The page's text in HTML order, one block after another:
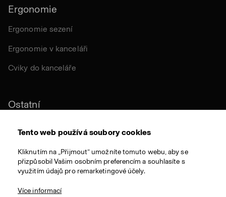
Ergonomie
Ergonomie sezení
Ergonomie v kanceláři
Cviky do kanceláře
Ostatní
Látky a materiály
Tento web používá soubory cookies
Kliknutím na „Přijmout“ umožníte tomuto webu, aby se
přizpůsobil Vašim osobním preferencím a souhlasíte s
využitím údajů pro remarketingové účely.
Více informací